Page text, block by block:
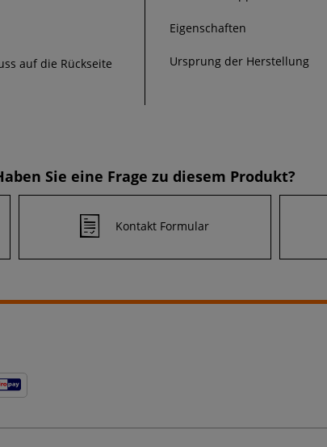
auf die Rückseite
Eigenschaften
Ursprung der Herstellung
Sie eine Frage zu diesem Produkt?
Kontakt Formular